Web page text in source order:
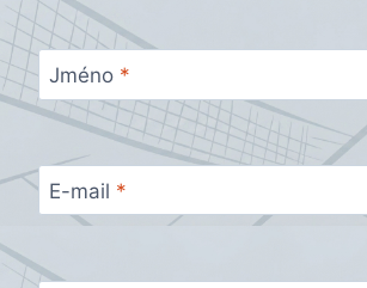
Jméno *
E-mail *